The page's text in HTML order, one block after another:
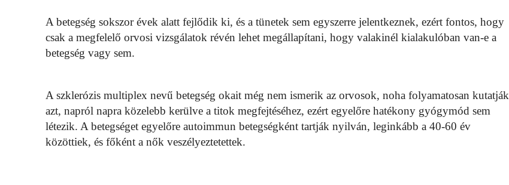
A betegség sokszor évek alatt fejlődik ki, és a tünetek sem egyszerre jelentkeznek, ezért fontos, hogy
csak a megfelelő orvosi vizsgálatok révén lehet megállapítani, hogy valakinél kialakulóban van-e a
betegség vagy sem.
A szklerózis multiplex nevű betegség okait még nem ismerik az orvosok, noha folyamatosan kutatják
azt, napról napra közelebb kerülve a titok megfejtéséhez, ezért egyelőre hatékony gyógymód sem
létezik. A betegséget egyelőre autoimmun betegségként tartják nyilván, leginkább a 40-60 év
közöttiek, és főként a nők veszélyeztetettek.